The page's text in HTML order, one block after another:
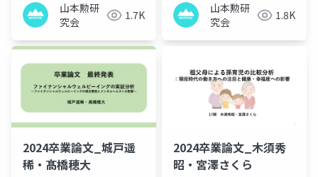
山本勲研
究会
1.7K
山本勲研
究会
1.8K
2024卒業論文_城戸遥
稀・髙橋穂大
2024卒業論文_木須秀
昭・宮澤さくら